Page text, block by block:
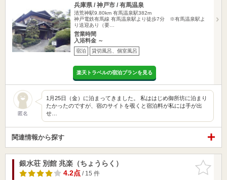
兵庫県 / 神戸市 / 有馬温泉
清荒神駅9.80km 有馬温泉駅382m
神戸電鉄有馬線 有馬温泉駅より徒歩7分 ※有馬温泉駅よ
り送迎あり（要…
営業時間
入浴料金 ～
宿泊 貸切風呂、個室風呂
楽天トラベルの宿泊プランを見る
匿名
1月25日（金）に泊まってきました。 私ははじめ御所坊に泊まり
たかったのですが、宿のサイトを覗くと宿泊料が私には手が出
せ…
関連情報から探す
お気に入
りに追加
銀水荘 別館 兆楽（ちょうらく）
4.2点/ 15 件